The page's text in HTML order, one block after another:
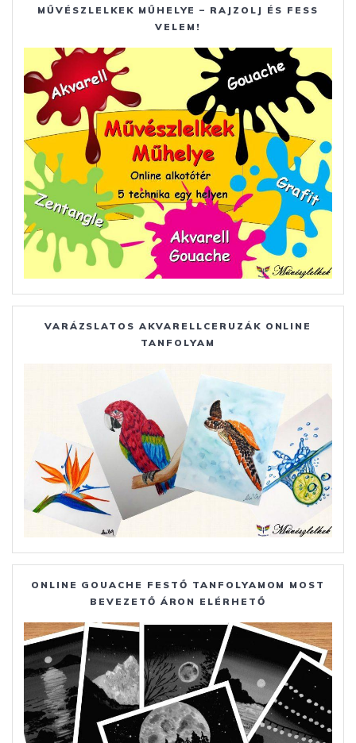
MŰVÉSZLELKEK MŰHELYE – RAJZOLJ ÉS FESS
VELEM!
VARÁZSLATOS AKVARELLCERUZÁK ONLINE
TANFOLYAM
ONLINE GOUACHE FESTŐ TANFOLYAMOM MOST
BEVEZETŐ ÁRON ELÉRHETŐ